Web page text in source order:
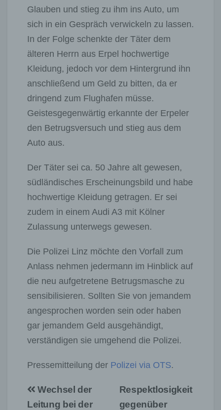
Glauben und stieg zu ihm ins Auto, um
sich in ein Gespräch verwickeln zu lassen.
In der Folge schenkte der Täter dem
älteren Herrn aus Erpel hochwertige
Kleidung, jedoch vor dem Hintergrund ihn
anschließend um Geld zu bitten, da er
dringend zum Flughafen müsse.
Geistesgegenwärtig erkannte der Erpeler
den Betrugsversuch und stieg aus dem
Auto aus.
Der Täter sei ca. 50 Jahre alt gewesen,
südländisches Erscheinungsbild und habe
hochwertige Kleidung getragen. Er sei
zudem in einem Audi A3 mit Kölner
Zulassung unterwegs gewesen.
Die Polizei Linz möchte den Vorfall zum
Anlass nehmen jedermann im Hinblick auf
die neu aufgetretene Betrugsmasche zu
sensibilisieren. Sollten Sie von jemandem
angesprochen worden sein oder haben
gar jemandem Geld ausgehändigt,
verständigen sie umgehend die Polizei.
Pressemitteilung der Polizei via OTS.
BeitragsnavigationRespektlosigkeit
gegenüber
Wechsel der
Leitung bei der